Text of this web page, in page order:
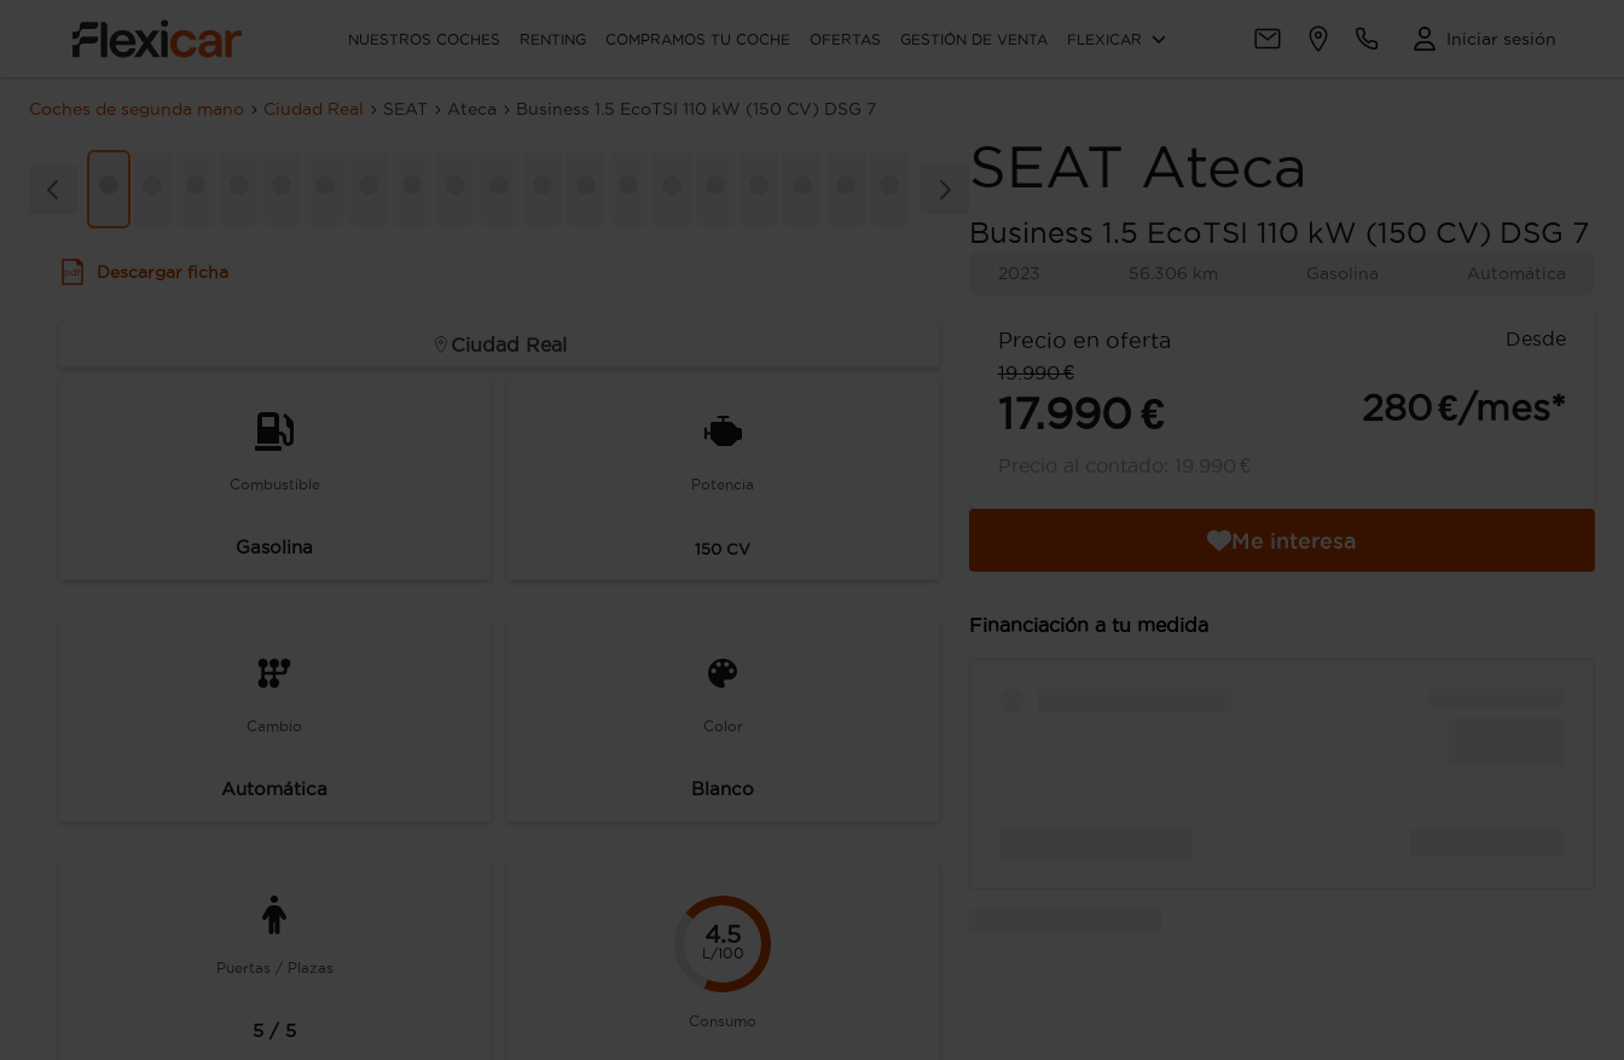
NUESTROS COCHES RENTING COMPRAMOS TU COCHE OFERTAS GESTIÓN DE VENTA FLEXICAR Iniciar sesión
Coches de segunda mano Ciudad Real SEAT Ateca Business 1.5 EcoTSI 110 kW (150 CV) DSG 7
SEAT Ateca
Business 1.5 EcoTSI 110 kW (150 CV) DSG 7
2023 56.306 km Gasolina Automática
Precio en oferta
Desde
19.990 €
17.990 € 280 €/mes*
Precio al contado: 19.990 €
Me interesa
Financiación a tu medida
Descargar ficha
Ciudad Real
Combustible
Gasolina
Potencia
150 CV
Cambio
Automática
Color
Blanco
Puertas / Plazas
5 / 5
4.5
L/100
Consumo